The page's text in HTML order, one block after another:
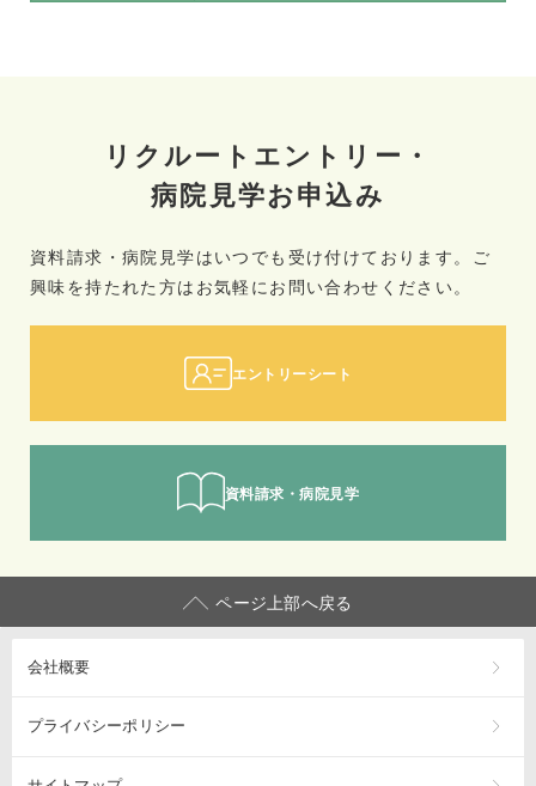
リクルートエントリー・
病院見学お申込み
資料請求・病院見学はいつでも受け付けております。ご
興味を持たれた方は お気軽にお問い合わせください。
エントリーシート
資料請求・病院見学
ページ上部へ戻る
会社概要
プライバシーポリシー